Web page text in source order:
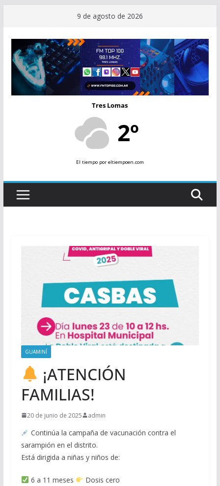
contenido
9 de agosto de 2026
Tres Lomas
2º
El tiempopor eltiempoen.com
GUAMINÍ
¡ATENCIÓN
FAMILIAS!
20 de junio de 2025 admin
Continúa la campaña de vacunación contra el
sarampión en el distrito.
Está dirigida a niñas y niños de:
6 a 11 meses
Dosis cero